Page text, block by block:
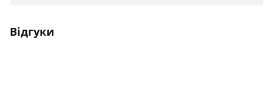
Відгуки